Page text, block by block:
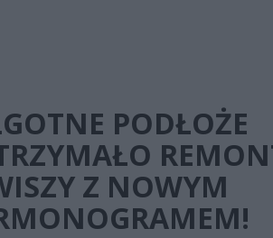
PODŁOŻE
Z NOWYM